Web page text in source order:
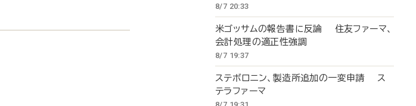
8/7 20:33
米ゴッサムの報告書に反論 住友ファーマ、
会計処理の適正性強調
8/7 19:37
ステボロニン、製造所追加の一変申請 ス
テラファーマ